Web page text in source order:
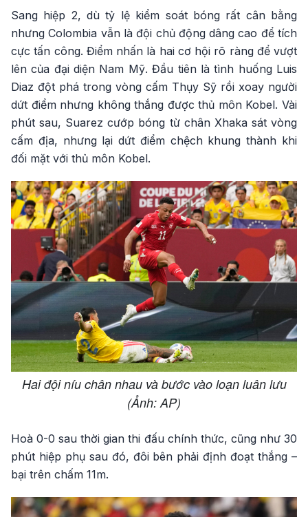
Sang hiệp 2, dù tỷ lệ kiểm soát bóng rất cân bằng
nhưng Colombia vẫn là đội chủ động dâng cao để tích
cực tấn công. Điểm nhấn là hai cơ hội rõ ràng để vượt
lên của đại diện Nam Mỹ. Đầu tiên là tình huống Luis
Diaz đột phá trong vòng cấm Thụy Sỹ rồi xoay người
dứt điểm nhưng không thắng được thủ môn Kobel. Vài
phút sau, Suarez cướp bóng từ chân Xhaka sát vòng
cấm địa, nhưng lại dứt điểm chệch khung thành khi
đối mặt với thủ môn Kobel.
Hai đội níu chân nhau và bước vào loạn luân lưu
(Ảnh: AP)
Hoà 0-0 sau thời gian thi đấu chính thức, cũng như 30
phút hiệp phụ sau đó, đôi bên phải định đoạt thắng –
bại trên chấm 11m.